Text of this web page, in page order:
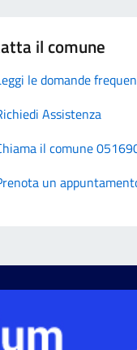
il comune
le domande
Assistenza
il comune
un